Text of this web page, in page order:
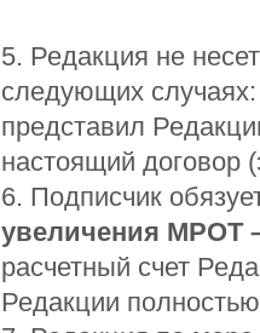
5. Редакция не
следующих случаях:
представил
настоящий договор
6. Подписчик
увеличения МРОТ
расчетный счет
Редакции